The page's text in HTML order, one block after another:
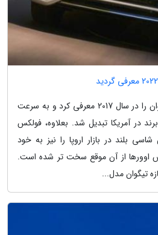
فولکس واگن نسل دوم تیگوان را در سال 2017 معرفی کرد و به سرعت
در آمریکا تبدیل شد. بعلاوه، فولکس
بلند در بازار اروپا را نیز به خود
اوورها از آن موقع سخت تر شده است.
تیگوان مدل...